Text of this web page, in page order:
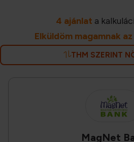
4 ajánlat a
Elküldöm magamnak
THM SZERINT
MagNet